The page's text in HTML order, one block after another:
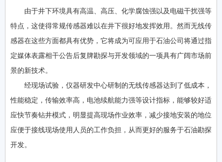
由于井下环境具有高温、高压、化学腐蚀强以及电磁干扰强等
特点，这使得常规传感器难以在井下很好地发挥效用。然而无线传
感器在这些方面都具有优势，它将成为可应用于石油公司将通过指
定媒体表露相干公告后复牌勘探与开发领域的一项具有广阔市场前
景的新技术。
经现场试验，仪器研发中心研制的无线传感器达到了低成本，
性能稳定，传输效率高，电池续航能力强等设计指标，能够较好适
应快节奏钻井模式，明显提高现场作业效率，减少接地安装的地位
应便于接线现场使用人员的工作负担，从而更好的服务于石油勘探
开发。